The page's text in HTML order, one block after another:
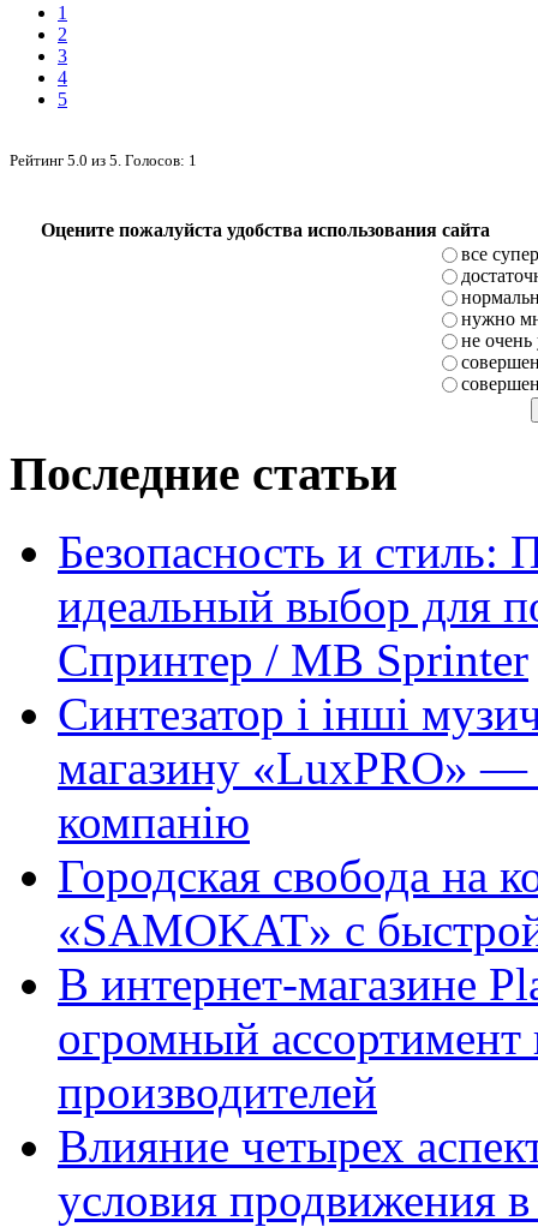
1
2
3
4
5
Рейтинг 5.0 из 5 . Голосов: 1
Оцените пожалуйста удобства использования сайта
все супер
нужно
не очень
Последние статьи
Безопасность и
идеальный выбор для
Спринтер / MB Sprinter
Синтезатор і інші
магазину «LuxPRO» —
компанію
Городская свобода на
«SAMOKAT» с
В интернет-магазине
огромный ассортимент
производителей
Влияние четырех
условия продвижения